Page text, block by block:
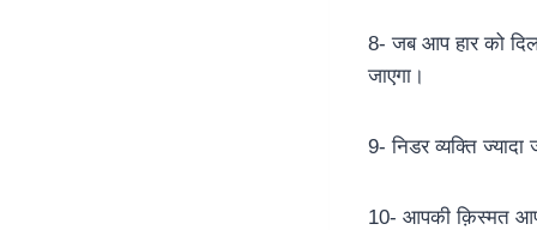
8- जब आप हार को
जाएगा।
9- निडर व्यक्ति
10- आपकी क़िस्मत